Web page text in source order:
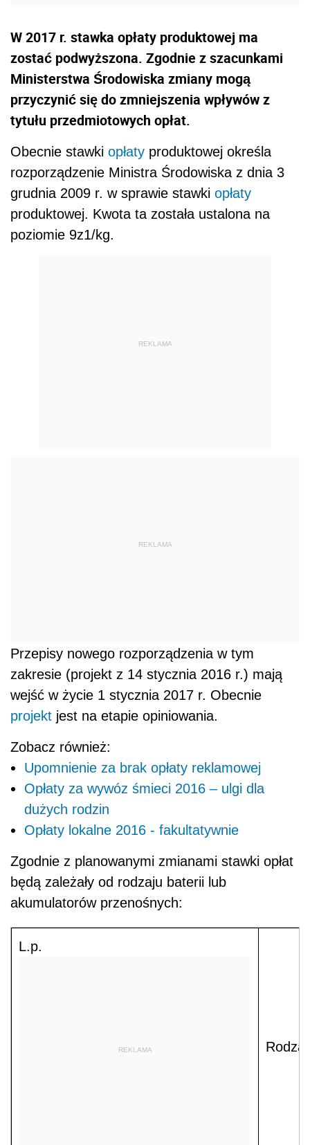
W 2017 r. stawka opłaty produktowej ma
zostać podwyższona. Zgodnie z szacunkami
Ministerstwa Środowiska zmiany mogą
przyczynić się do zmniejszenia wpływów z
tytułu przedmiotowych opłat.
Obecnie stawki opłaty produktowej określa
rozporządzenie Ministra Środowiska z dnia 3
grudnia 2009 r. w sprawie stawki opłaty
produktowej. Kwota ta została ustalona na
poziomie 9z1/kg.
REKLAMA
REKLAMA
Przepisy nowego rozporządzenia w tym
zakresie (projekt z 14 stycznia 2016 r.) mają
wejść w życie 1 stycznia 2017 r. Obecnie
projekt jest na etapie opiniowania.
Zobacz również:
Upomnienie za brak opłaty reklamowej
Opłaty za wywóz śmieci 2016 – ulgi dla
dużych rodzin
Opłaty lokalne 2016 - fakultatywnie
Zgodnie z planowanymi zmianami stawki opłat
będą zależały od rodzaju baterii lub
akumulatorów przenośnych:
L.p.
REKLAMA